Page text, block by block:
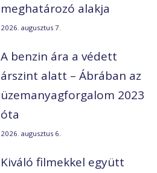
meghatározó alakja
2026. augusztus 7.
A benzin ára a védett
árszint alatt – Ábrában az
üzemanyagforgalom 2023
óta
2026. augusztus 6.
Kiváló filmekkel együtt